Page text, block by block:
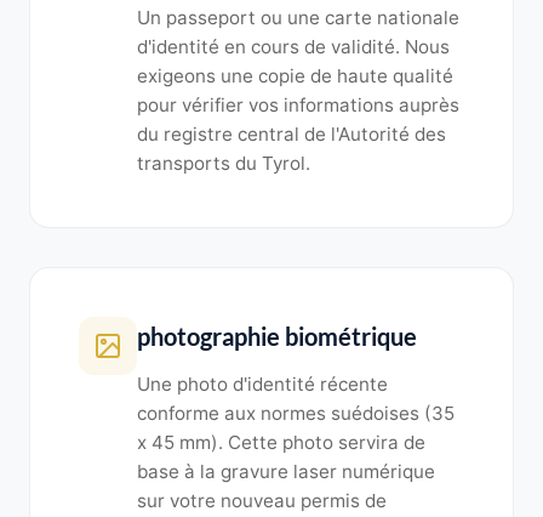
Un passeport ou une carte nationale
d'identité en cours de validité. Nous
exigeons une copie de haute qualité
pour vérifier vos informations auprès
du registre central de l'Autorité des
transports du Tyrol.
photographie biométrique
Une photo d'identité récente
conforme aux normes suédoises (35
x 45 mm). Cette photo servira de
base à la gravure laser numérique
sur votre nouveau permis de